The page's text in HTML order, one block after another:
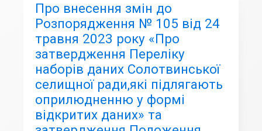
Про внесення змін до
Розпорядження № 105 від 24
травня 2023 року «Про
затвердження Переліку
наборів даних Солотвинської
селищної ради,які підлягають
оприлюдненню у формі
відкритих даних» та